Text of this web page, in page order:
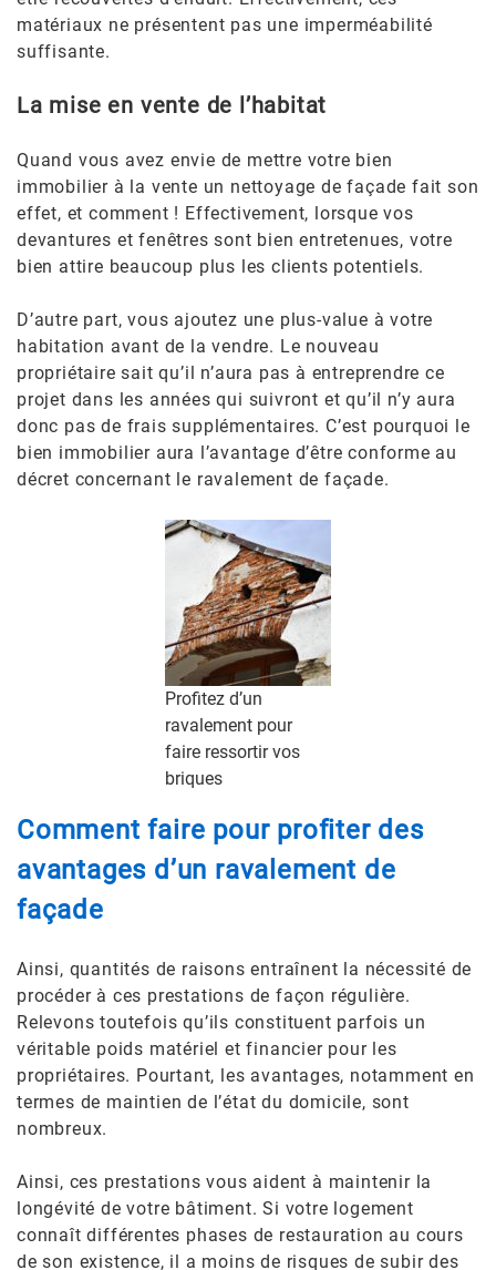
matériaux ne présentent pas une imperméabilité
suffisante.
La mise en vente de l’habitat
Quand vous avez envie de mettre votre bien
immobilier à la vente un nettoyage de façade fait son
effet, et comment ! Effectivement, lorsque vos
devantures et fenêtres sont bien entretenues, votre
bien attire beaucoup plus les clients potentiels.
D’autre part, vous ajoutez une plus-value à votre
habitation avant de la vendre. Le nouveau
propriétaire sait qu’il n’aura pas à entreprendre ce
projet dans les années qui suivront et qu’il n’y aura
donc pas de frais supplémentaires. C’est pourquoi le
bien immobilier aura l’avantage d’être conforme au
décret concernant le ravalement de façade.
Profitez d’un
ravalement pour
faire ressortir vos
briques
Comment faire pour profiter des
avantages d’un ravalement de
façade
Ainsi, quantités de raisons entraînent la nécessité de
procéder à ces prestations de façon régulière.
Relevons toutefois qu’ils constituent parfois un
véritable poids matériel et financier pour les
propriétaires. Pourtant, les avantages, notamment en
termes de maintien de l’état du domicile, sont
nombreux.
Ainsi, ces prestations vous aident à maintenir la
longévité de votre bâtiment. Si votre logement
connaît différentes phases de restauration au cours
de son existence, il a moins de risques de subir des